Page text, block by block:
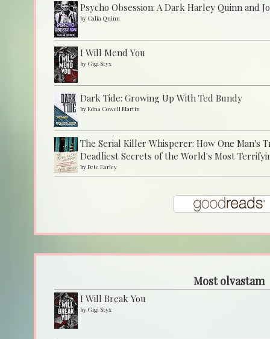
Psycho Obsession: A Dark Harley Quinn and
by Calia Quinn
I Will Mend You
by Gigi Styx
Dark Tide: Growing Up With Ted Bundy
byEdna Cowell Martin
The Serial Killer Whisperer: How One Man's
Deadliest Secrets of the World's Most
byPete Earley
Most olvastam
I Will Break You
by Gigi Styx